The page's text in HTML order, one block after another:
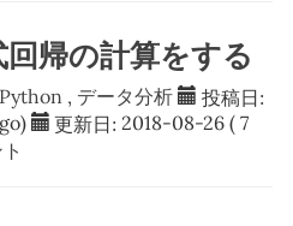
帰の計算をする
Python , データ分析 投稿日:
更新日: 2018-08-26 ( 7